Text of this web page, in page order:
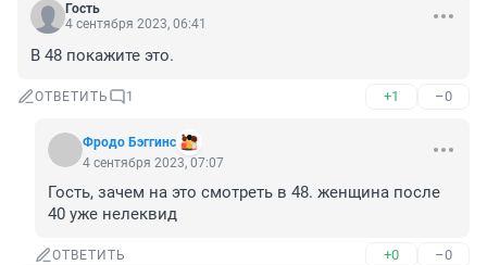
Гость
4 сентября 2023, 06:41
В 48 покажите это.
ОТВЕТИТЬ 1 +1 –0
Фродо Бэггинс
4 сентября 2023, 07:07
Гость, зачем на это смотреть в 48. женщина после
40 уже нелеквид
ОТВЕТИТЬ +0 –0